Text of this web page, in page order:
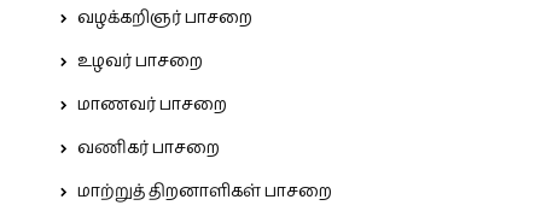
வழக்கறிஞர் பாசறை
உழவர் பாசறை
மாணவர் பாசறை
வணிகர் பாசறை
மாற்றுத் திறனாளிகள் பாசறை